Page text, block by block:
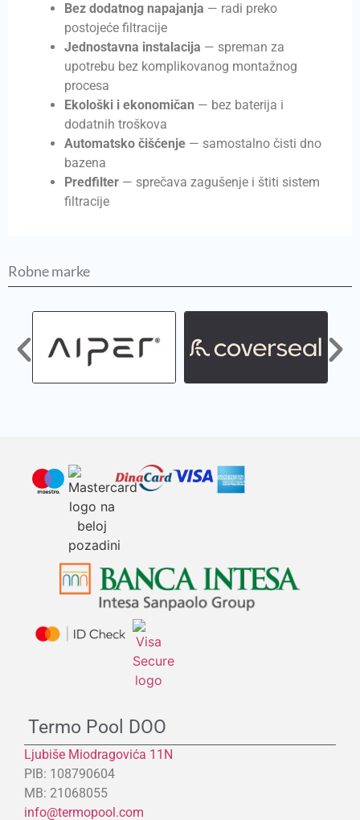
Bez dodatnog napajanja — radi preko
postojeće filtracije
Jednostavna instalacija — spreman za
upotrebu bez komplikovanog montažnog
procesa
Ekološki i ekonomičan — bez baterija i
dodatnih troškova
Automatsko čišćenje — samostalno čisti dno
bazena
Predfilter — sprečava zagušenje i štiti sistem
filtracije
Robne marke
Termo Pool DOO
Ljubiše Miodragovića 11N
PIB: 108790604
MB: 21068055
info@termopool.com